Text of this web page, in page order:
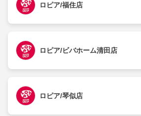
ロピア/福住店
ロピア/ビバホーム清田店
ロピア/琴似店